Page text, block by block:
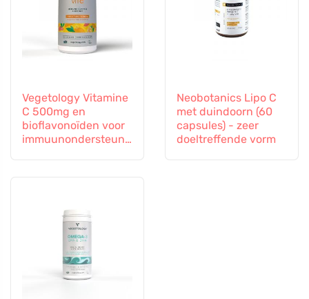
Vegetology Vitamine
C 500mg en
bioflavonoïden voor
immuunondersteuni
Neobotanics Lipo C
met duindoorn (60
capsules) - zeer
doeltreffende vorm